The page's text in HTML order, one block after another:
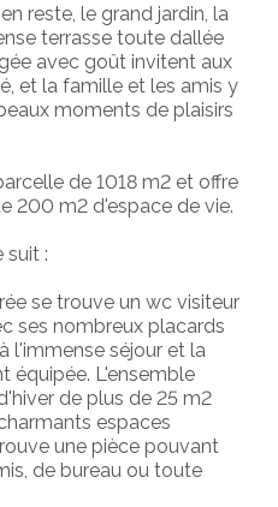
reste, le grand jardin, la
terrasse toute dallée
avec goût invitent aux
et la famille et les amis y
moments de plaisirs
de 1018 m2 et offre
200 m2 d'espace de vie.
suit :
se trouve un wc visiteur
ses nombreux placards
l'immense séjour et la
équipée. L'ensemble
de plus de 25 m2
espaces
une pièce pouvant
de bureau ou toute